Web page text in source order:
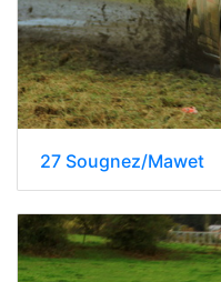
27 Sougnez/Mawet